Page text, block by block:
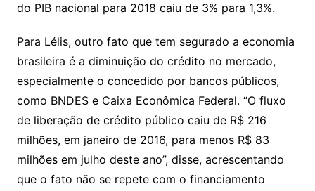
do PIB nacional para 2018 caiu de 3% para 1,3%.
Para Lélis, outro fato que tem segurado a economia
brasileira é a diminuição do crédito no mercado,
especialmente o concedido por bancos públicos,
como BNDES e Caixa Econômica Federal. “O fluxo
de liberação de crédito público caiu de R$ 216
milhões, em janeiro de 2016, para menos R$ 83
milhões em julho deste ano”, disse, acrescentando
que o fato não se repete com o financiamento